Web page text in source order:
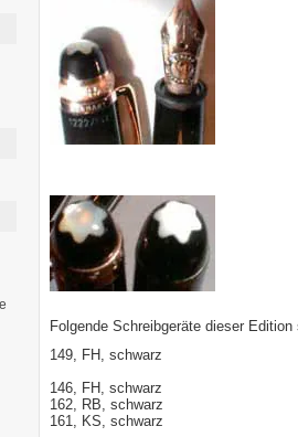
Folgende Schreibgeräte dieser
149, FH, schwarz
146, FH, schwarz
162, RB, schwarz
161, KS, schwarz